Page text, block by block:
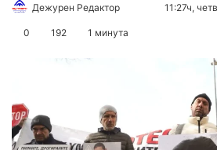
Дежурен Редактор
Send11:27ч,
0 192 1 минута